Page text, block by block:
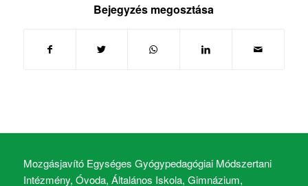
Bejegyzés megosztása
Mozgásjavító Egységes Gyógypedagógiai Módszertani
Intézmény, Óvoda, Általános Iskola, Gimnázium,